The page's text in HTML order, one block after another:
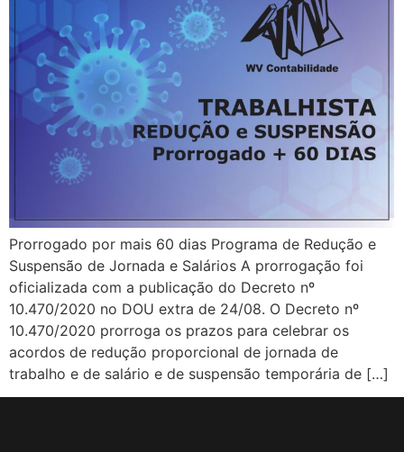
Prorrogado por mais 60 dias Programa de Redução e
Suspensão de Jornada e Salários A prorrogação foi
oficializada com a publicação do Decreto nº
10.470/2020 no DOU extra de 24/08. O Decreto nº
10.470/2020 prorroga os prazos para celebrar os
acordos de redução proporcional de jornada de
trabalho e de salário e de suspensão temporária de […]